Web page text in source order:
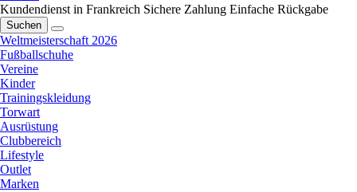
Kundendienst in Frankreich Sichere Zahlung Einfache Rückgabe
Suchen
Weltmeisterschaft 2026
Fußballschuhe
Vereine
Kinder
Trainingskleidung
Torwart
Ausrüstung
Clubbereich
Lifestyle
Outlet
Marken